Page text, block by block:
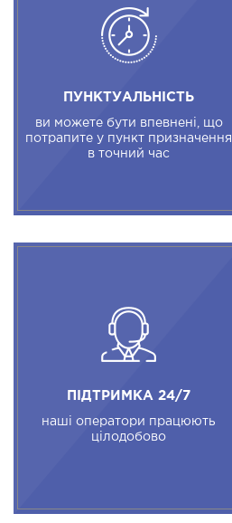
ПУНКТУАЛЬНІСТЬ
ви можете бути впевнені, що
потрапите у пункт призначення
в точний час
ПІДТРИМКА 24/7
наші оператори працюють
цілодобово